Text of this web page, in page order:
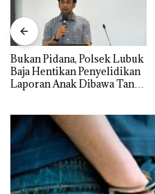
Bukan Pidana, Polsek Lubuk
Baja Hentikan Penyelidikan
Laporan Anak Dibawa Tanpa